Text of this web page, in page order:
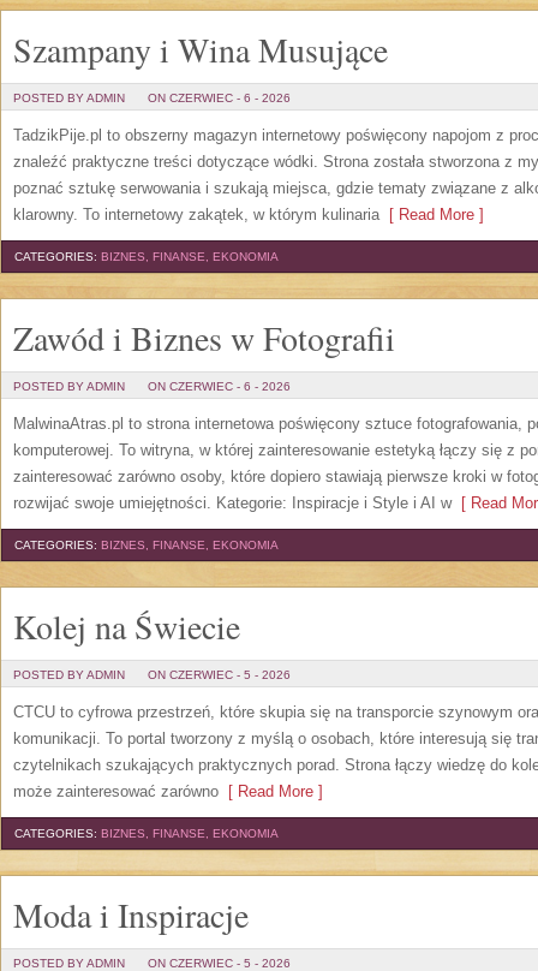
Szampany i Wina Musujące
POSTED BY ADMIN ON CZERWIEC - 6 - 2026
TadzikPije.pl to obszerny magazyn internetowy poświęcony napojom z
znaleźć praktyczne treści dotyczące wódki. Strona została stworzona z
poznać sztukę serwowania i szukają miejsca, gdzie tematy związane z
klarowny. To internetowy zakątek, w którym kulinaria[ Read More ]
CATEGORIES: BIZNES, FINANSE, EKONOMIA
Zawód i Biznes w Fotografii
POSTED BY ADMIN ON CZERWIEC - 6 - 2026
MalwinaAtras.pl to strona internetowa poświęcony sztuce fotografowania,
komputerowej. To witryna, w której zainteresowanie estetyką łączy się z
zainteresować zarówno osoby, które dopiero stawiają pierwsze kroki w
rozwijać swoje umiejętności. Kategorie: Inspiracje i Style i AI w[ Read
CATEGORIES: BIZNES, FINANSE, EKONOMIA
Kolej na Świecie
POSTED BY ADMIN ON CZERWIEC - 5 - 2026
CTCU to cyfrowa przestrzeń, które skupia się na transporcie szynowym
komunikacji. To portal tworzony z myślą o osobach, które interesują się
czytelnikach szukających praktycznych porad. Strona łączy wiedzę do
może zainteresować zarówno [ Read More ]
CATEGORIES: BIZNES, FINANSE, EKONOMIA
Moda i Inspiracje
POSTED BY ADMIN ON CZERWIEC - 5 - 2026